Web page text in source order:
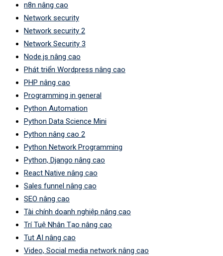
n8n nâng cao
Network security
Network security 2
Network Security 3
Node.js nâng cao
Phát triển Wordpress nâng cao
PHP nâng cao
Programming in general
Python Automation
Python Data Science Mini
Python nâng cao 2
Python Network Programming
Python, Django nâng cao
React Native nâng cao
Sales funnel nâng cao
SEO nâng cao
Tài chính doanh nghiệp nâng cao
Trí Tuệ Nhân Tạo nâng cao
Tut AI nâng cao
Video, Social media network nâng cao